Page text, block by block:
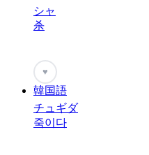
シャ
杀
♥
韓国語
チュギダ
죽이다